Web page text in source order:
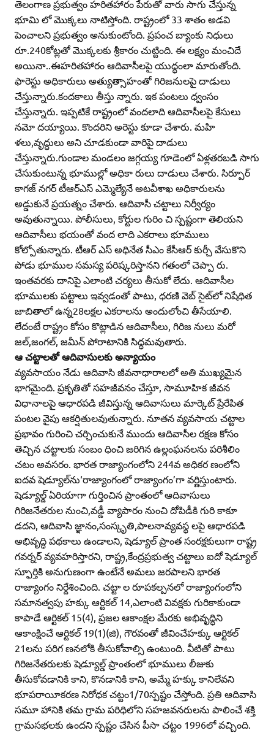
తెలంగాణ ప్రభుత్వం హరితహారం పేరుతో వారు సాగు చేస్తున్న
భూమి లో మొక్కలు నాటిస్తోంది. రాష్ట్రంలో 33 శాతం అడవి
పెంచాలని ప్రభుత్వం అనుకుంటోంది. ప్రపంచ బ్యాంకు నిధులు
రూ.240కోట్లతో మొక్కలకు శ్రీకారం చుట్టింది. ఈ లక్ష్యం మంచిదే
అయినా..ఈహరితహారం ఆదివాసీలపై యుద్ధంలా మారుతోంది.
ఫారెస్టు అధికారులు అత్యుత్సాహంతో గిరిజనులపై దాడులు
చేస్తున్నారు.కందకాలు తీస్తు న్నారు. ఇక పంటలు ధ్వంసం
చేస్తున్నారు. ఇప్పటికే రాష్ట్రంలో వందలాది ఆదివాసీలపై కేసులు
నమో దయ్యాయి. కొందరిని అరెస్టు కూడా చేశారు. మహి
ళలు,వృద్ధులు అని చూడకుండా వారిపై దాడులు
చేస్తున్నారు.గుండాల మండలం జగ్గయ్య గూడెంలో ఏళ్లతరబడి సాగు
చేసుకుంటున్న భూముల్లో అధికా రులు దాడులు చేశారు. సిర్పూర్‌
కాగజ్‌ నగర్‌ టీఆర్‌ఎస్‌ ఎమ్మెల్యేనే అటవీశాఖ అధికారులను
అడ్డుకునే ప్రయత్నం చేశారు. ఆదివాసీ చట్టాలు నిర్వీర్యం
అవుతున్నాయి. పోలీసులు, కోర్టుల గురిం చి స్పష్టంగా తెలియని
ఆదివాసీలు భయంతో వంద లాది ఎకరాలు భూములు
కోల్పోతున్నారు. టీఆర్‌ ఎస్‌ అధినేత సీఎం కేసీఆర్‌ కుర్చీ వేసుకొని
పోడు భూముల సమస్య పరిష్కరిస్తానని గతంలో చెప్పా రు.
ఇంతవరకు దానిపై ఎలాంటి చర్యలు తీసుకో లేదు. ఆదివాసీల
భూములకు పట్టాలు ఇవ్వడంతో పాటు, ధరణి వెబ్‌ సైట్‌లో నిషేధిత
జాబితాలో ఉన్న28లక్షల ఎకరాలను అందులోంచి తీసేయాలి.
లేదంటే రాష్ట్రం కోసం కొట్లాడిన ఆదివాసీలు, గిరిజ నులు మరో
జల్‌,జంగల్‌, జమీన్‌ పోరాటానికి సిద్ధమవుతారు.
ఆ చట్టాలతో ఆదివాసులకు అన్యాయం
వ్యవసాయం నేడు ఆదివాసి జీవనాధారాలలో అతి ముఖ్యమైన
భాగమైంది. ప్రకృతితో సహజీవనం చేస్తూ, సామూహిక జీవన
విధానాలపై ఆధారపడి జీవిస్తున్న ఆదివాసులు మార్కెట్‌ ప్రేరేపిత
పంటల వైపు ఆకర్షితులవుతున్నారు. నూతన వ్యవసాయ చట్టాల
ప్రభావం గురించి చర్చించుకునే ముందు ఆదివాసీల రక్షణ కోసం
తెచ్చిన చట్టాలకు సంబం ధించి జరిగిన ఉల్లంఘనలను పరిశీలిం
చటం అవసరం. భారత రాజ్యాంగంలోని 244వ అధికర ణంలోని
ఐదవ షెడ్యూల్‌ను‘రాజ్యాంగంలో రాజ్యాంగం’గా వర్ణిస్తుంటారు.
షెడ్యూల్డ్‌ ఏరియాగా గుర్తించిన ప్రాంతంలో ఆదివాసులు
గిరిజనేతరుల నుంచి,వడ్డీ వ్యాపారం నుంచి దోపిడీకి గురి కాకూ
డదని, ఆదివాసి జ్ఞానం,సంస్కృతి,పాలనావ్యవస్థ లపై ఆధారపడి
అభివృద్ధి పథకాలు ఉండాలని, షెడ్యూల్‌ ప్రాంత సంరక్షకులుగా రాష్ట్ర
గవర్నర్‌ వ్యవహరిస్తారని, రాష్ట్ర,కేంద్రప్రభుత్వ చట్టాలు ఐదో షెడ్యూల్‌
స్ఫూర్తికి అనుగుణంగా ఉంటేనే అమలు జరపాలని భారత
రాజ్యాంగం నిర్దేశించింది. చట్టా ల రూపకల్పనలో రాజ్యాంగంలోని
సమానత్వపు హక్కు ఆర్టికల్‌ 14,ఎలాంటి వివక్షకు గురికాకుండా
కాపాడే ఆర్టికల్‌ 15(4), ప్రజల ఆకాంక్షల మేరకు అభివృద్ధిని
ఆకాంక్షించే ఆర్టికల్‌ 19(1)(జి), గౌరవంతో జీవించేహక్కు ఆర్టికల్‌
21లను పరిగ ణనలోకి తీసుకోవాల్సి ఉంటుంది. వీటితో పాటు
గిరిజనేతరులకు షెడ్యూల్డ్‌ ప్రాంతంలో భూములు లీజుకు
తీసుకోవడానికి కాని, కొనడానికి కాని, అమ్మే హక్కు కానిలేవని
భూపరాయీకరణ నిరోధక చట్టం1/70స్పష్టం చేస్తోంది. ప్రతి ఆదివాసి
సమూ హానికి తమ గ్రామ పరిధిలోని సహజవనరులను పాలించే శక్తి
గ్రామసభలకు ఉందని స్పష్టం చేసిన పీసా చట్టం 1996లో వచ్చింది.